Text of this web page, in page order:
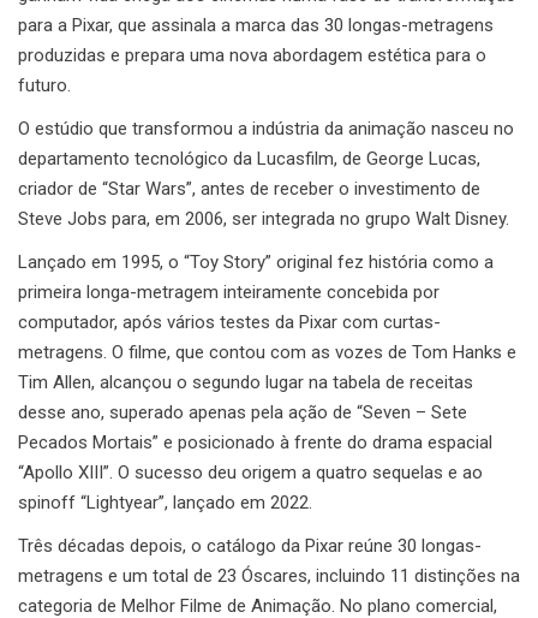
para a Pixar, que assinala a marca das 30 longas-metragens
produzidas e prepara uma nova abordagem estética para o
futuro.
O estúdio que transformou a indústria da animação nasceu no
departamento tecnológico da Lucasfilm, de George Lucas,
criador de “Star Wars”, antes de receber o investimento de
Steve Jobs para, em 2006, ser integrada no grupo Walt Disney.
Lançado em 1995, o “Toy Story” original fez história como a
primeira longa-metragem inteiramente concebida por
computador, após vários testes da Pixar com curtas-
metragens. O filme, que contou com as vozes de Tom Hanks e
Tim Allen, alcançou o segundo lugar na tabela de receitas
desse ano, superado apenas pela ação de “Seven – Sete
Pecados Mortais” e posicionado à frente do drama espacial
“Apollo XIII”. O sucesso deu origem a quatro sequelas e ao
spinoff “Lightyear”, lançado em 2022.
Três décadas depois, o catálogo da Pixar reúne 30 longas-
metragens e um total de 23 Óscares, incluindo 11 distinções na
categoria de Melhor Filme de Animação. No plano comercial,